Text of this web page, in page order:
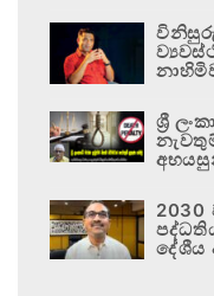
විනිසුරු
ශ්‍රී
2030
දේශීය